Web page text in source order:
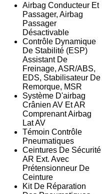
Airbag Conducteur Et
Passager, Airbag
Passager
Désactivable
Contrôle Dynamique
De Stabilité (ESP)
Assistant De
Freinage, ASR/ABS,
EDS, Stabilisateur De
Remorque, MSR
Système D'airbag
Crânien AV Et AR
Comprenant Airbag
Lat AV
Témoin Contrôle
Pneumatiques
Ceintures De Sécurité
AR Ext. Avec
Prétensionneur De
Ceinture
Kit De Réparation